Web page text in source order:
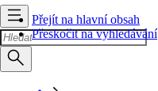
Přejít na hlavní obsah
Přeskočit na vyhledávání